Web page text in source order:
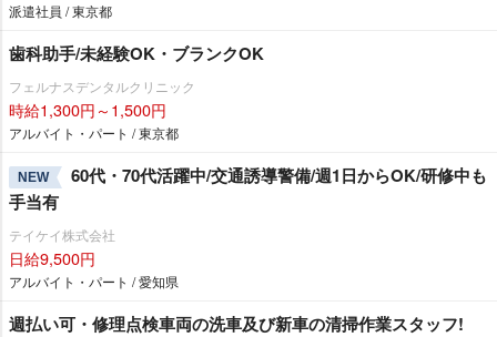
派遣社員 / 東京都
歯科助手/未経験OK・ブランクOK
フェルナスデンタルクリニック
時給1,300円～1,500円
アルバイト・パート / 東京都
NEW
60代・70代活躍中/交通誘導警備/週1日からOK/研修中も
手当有
テイケイ株式会社
日給9,500円
アルバイト・パート / 愛知県
週払い可・修理点検車両の洗車及び新車の清掃作業スタッフ!